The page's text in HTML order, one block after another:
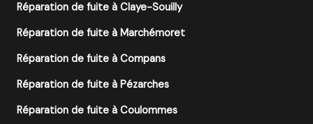
Réparation de fuite à Claye-Souilly
Réparation de fuite à Marchémoret
Réparation de fuite à Compans
Réparation de fuite à Pézarches
Réparation de fuite à Coulommes